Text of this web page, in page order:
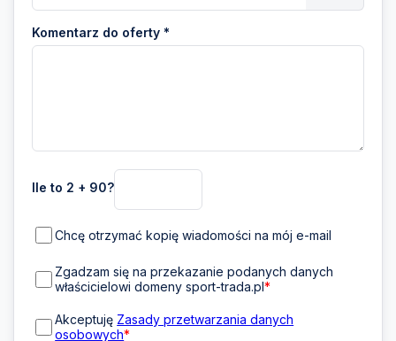
Komentarz do oferty *
Ile to 2 + 90?
Chcę otrzymać kopię wiadomości na mój e-mail
Zgadzam się na przekazanie podanych danych
właścicielowi domeny sport-trada.pl*
Akceptuję Zasady przetwarzania danych
osobowych*